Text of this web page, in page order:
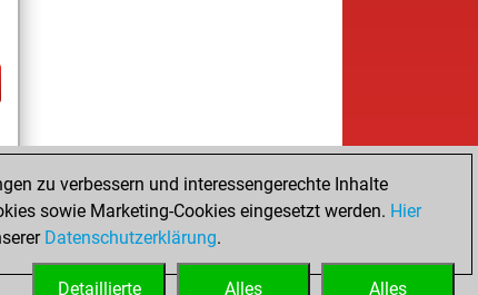
zu verbessern und interessengerechte Inhalte
sowie Marketing-Cookies eingesetzt werden. Hier
Datenschutzerklärung.
Alles
Alles
Detaillierte